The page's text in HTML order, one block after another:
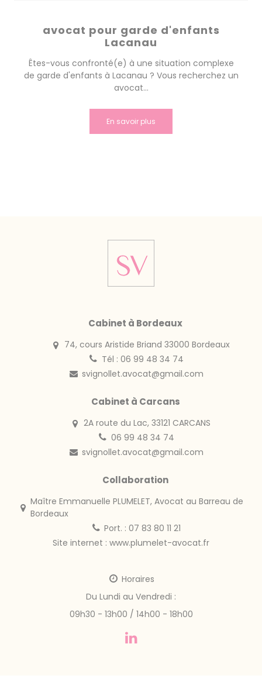
avocat pour garde d'enfants
Lacanau
Êtes-vous confronté(e) à une situation complexe
de garde d'enfants à Lacanau ? Vous recherchez un
avocat...
En savoir plus
Cabinet à Bordeaux
74, cours Aristide Briand 33000 Bordeaux
Tél : 06 99 48 34 74
svignollet.avocat@gmail.com
Cabinet à Carcans
2A route du Lac, 33121 CARCANS
06 99 48 34 74
svignollet.avocat@gmail.com
Collaboration
Maître Emmanuelle PLUMELET, Avocat au Barreau de
Bordeaux
Port. : 07 83 80 11 21
Site internet : www.plumelet-avocat.fr
Horaires
Du Lundi au Vendredi :
09h30 - 13h00 / 14h00 - 18h00